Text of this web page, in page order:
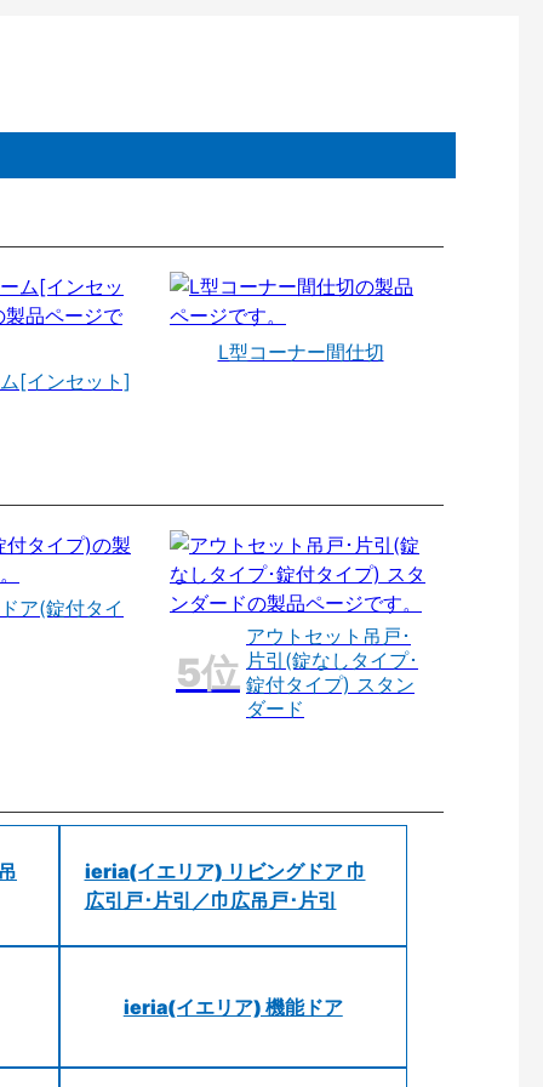
[インセット]
L型コーナー間仕切
ア(錠付タイ
アウトセット吊戸･
片引(錠なしタイプ･
錠付タイプ) スタン
ダード
ieria(イエリア) リビングドア 巾
広引戸･片引／巾広吊戸･片引
ieria(イエリア) 機能ドア